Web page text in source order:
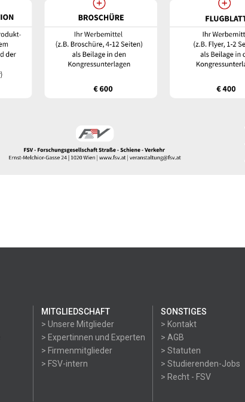
MITGLIEDSCHAFT
> Unsere Mitglieder
> Expertinnen und Experten
> Firmenmitglieder
> FSV-intern
SONSTIGES
> Kontakt
> AGB
> Statuten
> Studierenden-Jobs
> Recht - FSV